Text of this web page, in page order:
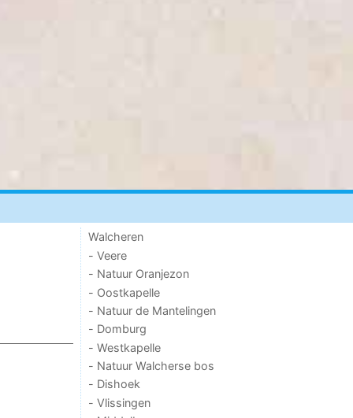
Walcheren
- Veere
- Natuur Oranjezon
- Oostkapelle
- Natuur de Mantelingen
- Domburg
- Westkapelle
- Natuur Walcherse bos
- Dishoek
- Vlissingen